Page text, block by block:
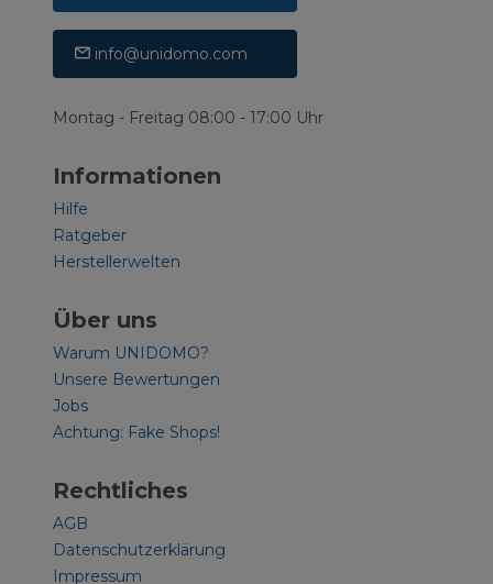
info@unidomo.com
Montag - Freitag 08:00 - 17:00 Uhr
Informationen
Hilfe
Ratgeber
Herstellerwelten
Über uns
Warum UNIDOMO?
Unsere Bewertungen
Jobs
Achtung: Fake Shops!
Rechtliches
AGB
Datenschutzerklärung
Impressum